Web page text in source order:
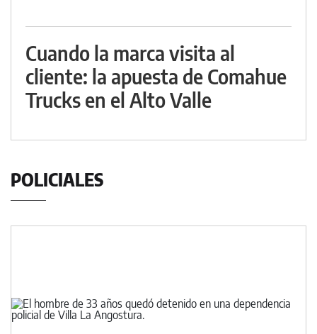
Cuando la marca visita al
cliente: la apuesta de Comahue
Trucks en el Alto Valle
POLICIALES